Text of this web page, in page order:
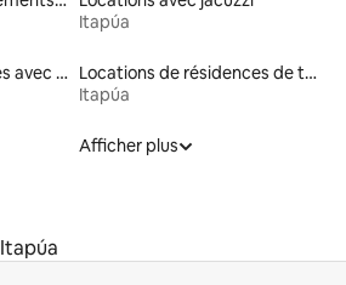
Itapúa
Locations de vacances avec piscine
Locations de résidences de tourisme
Itapúa
Afficher plus
Itapúa